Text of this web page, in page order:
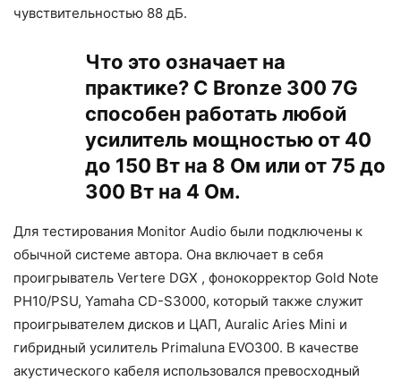
чувствительностью 88 дБ.
Что это означает на
практике? С Bronze 300 7G
способен работать любой
усилитель мощностью от 40
до 150 Вт на 8 Ом или от 75 до
300 Вт на 4 Ом.
Для тестирования Monitor Audio были подключены к
обычной системе автора. Она включает в себя
проигрыватель Vertere DGX , фонокорректор Gold Note
PH10/PSU, Yamaha CD-S3000, который также служит
проигрывателем дисков и ЦАП, Auralic Aries Mini и
гибридный усилитель Primaluna EVO300. В качестве
акустического кабеля использовался превосходный